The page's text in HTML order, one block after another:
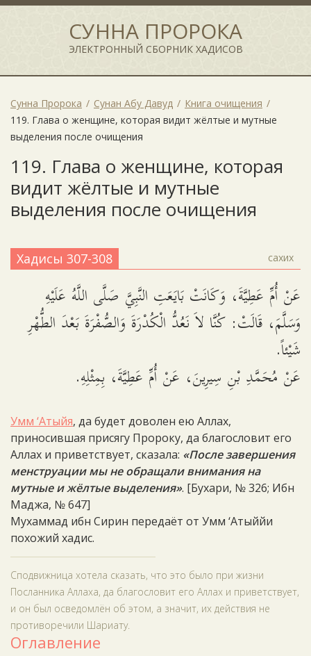
СУННА ПРОРОКА
ЭЛЕКТРОННЫЙ СБОРНИК ХАДИСОВ
Сунна Пророка Сунан Абу Давуд
Книга очищения
119. Глава о женщине, которая видит жёлтые и мутные
выделения после очищения
119. Глава о женщине, которая
видит жёлтые и мутные
выделения после очищения
Хадисы 307-308 сахих
عَنْ أُمِّ عَطِيَّةَ، وَكَانَتْ بَايَعَتِ النَّبِيَّ صَلَّى اللَّهُ عَلَيْهِ
وَسَلَّمَ، قَالَتْ: كُنَّا لاَ نَعُدُّ الْكُدْرَةَ وَالصُّفْرَةَ بَعْدَ الطُّهْرِ
شَيْئاً.
عَنْ مُحَمَّدِ بْنِ سِيرِينَ، عَنْ أُمِّ عَطِيَّةَ، بِمِثْلِهِ.
Умм ‘Атыйя, да будет доволен ею Аллах,
приносившая присягу Пророку, да благословит его
Аллах и приветствует, сказала: «После завершения
менструации мы не обращали внимания на
мутные и жёлтые выделения». [Бухари, № 326; Ибн
Маджа, № 647]
Мухаммад ибн Сирин передаёт от Умм ‘Атыййи
похожий хадис.
Сподвижница хотела сказать, что это было при жизни
Посланника Аллаха, да благословит его Аллах и приветствует,
и он был осведомлён об этом, а значит, их действия не
противоречили Шариату.
Оглавление